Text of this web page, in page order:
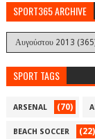
SPORT365 ARCHIVE
SPORT TAGS
ARSENAL (70)
BEACH SOCCER (22)